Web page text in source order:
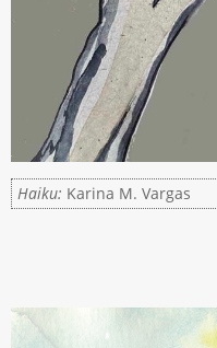
Haiku: Karina M. Vargas